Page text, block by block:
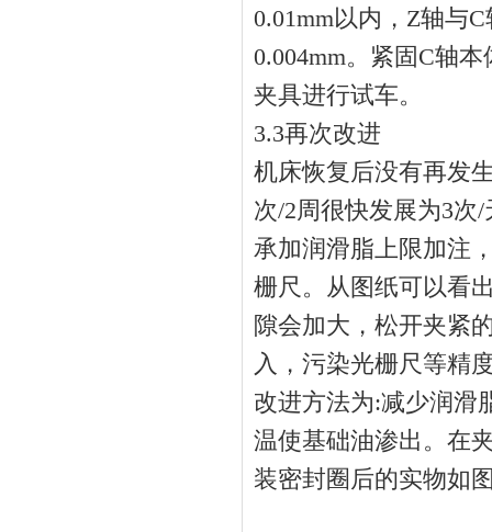
0.01mm以内，Z轴与
0.004mm。紧固C轴
夹具进行试车。
3.3再次改进
机床恢复后没有再发
次/2周很快发展为3次
承加润滑脂上限加注
栅尺。从图纸可以看
隙会加大，松开夹紧
入，污染光栅尺等精
改进方法为:减少润滑
温使基础油渗出。在
装密封圈后的实物如